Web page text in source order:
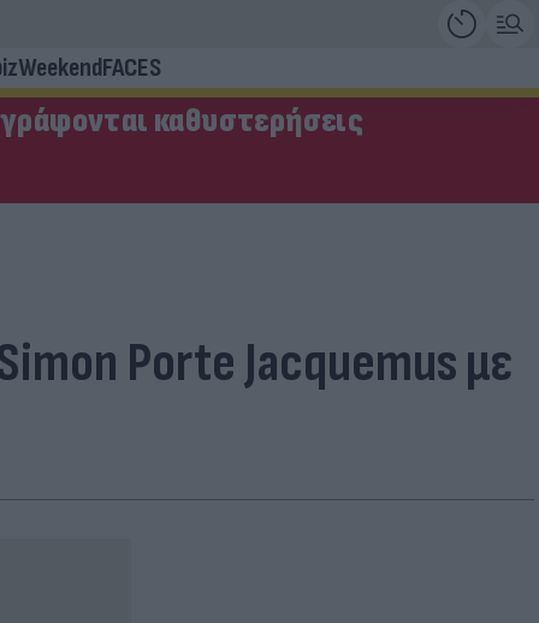
WeekendFACES
καθυστερήσεις
Porte Jacquemus με